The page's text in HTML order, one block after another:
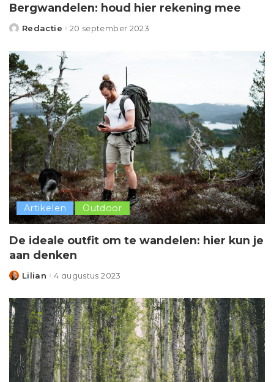
Bergwandelen: houd hier rekening mee
Posted
Redactie 20 september 2023
Artikelen Outdoor
De ideale outfit om te wandelen: hier kun je
aan denken
Posted
Lilian 4 augustus 2023